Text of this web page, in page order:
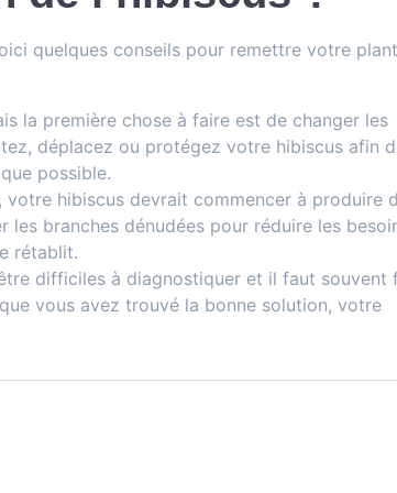
quelques conseils pour remettre votre
la première chose à faire est de changer les
déplacez ou protégez votre hibiscus afin
possible.
hibiscus devrait commencer à produire
branches dénudées pour réduire les
rétablit.
difficiles à diagnostiquer et il faut souvent
vous avez trouvé la bonne solution, votre